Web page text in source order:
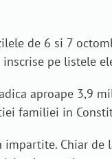
de 6 si 7
pe listele
aproape 3,9
familiei in
Chiar